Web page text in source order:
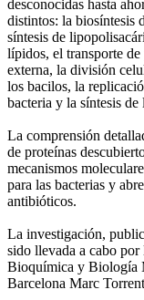
desconocidas hasta
distintos: la biosíntesis
síntesis de
lípidos, el transporte
externa, la división
los bacilos, la
bacteria y la síntesis
La comprensión
de proteínas
mecanismos
para las bacterias y
antibióticos.
La investigación,
sido llevada a cabo
Bioquímica y Biología
Barcelona Marc